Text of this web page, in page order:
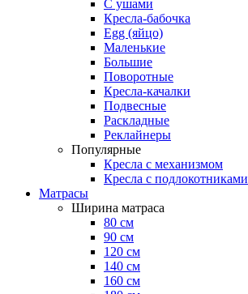
С ушами
Кресла-бабочка
Egg (яйцо)
Маленькие
Большие
Поворотные
Кресла-качалки
Подвесные
Раскладные
Реклайнеры
Популярные
Кресла с механизмом
Кресла с подлокотниками
Матрасы
Ширина матраса
80 см
90 см
120 см
140 см
160 см